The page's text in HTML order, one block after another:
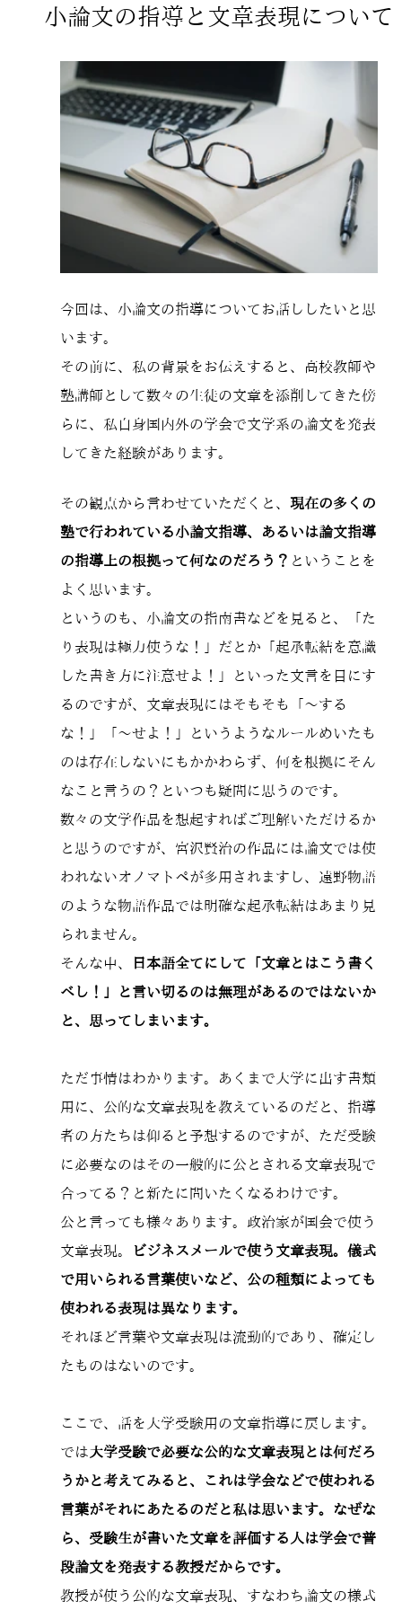
小論文の指導と文章表現について
今回は、小論文の指導についてお話ししたいと思
います。
その前に、私の背景をお伝えすると、高校教師や
塾講師として数々の生徒の文章を添削してきた傍
らに、私自身国内外の学会で文学系の論文を発表
してきた経験があります。
その観点から言わせていただくと、 現在の多くの
塾で行われている小論文指導、あるいは論文指導
の指導上の根拠って何なのだろう？ ということを
よく思います。
というのも、小論文の指南書などを見ると、「た
り表現は極力使うな！」だとか「起承転結を意識
した書き方に注意せよ！」といった文言を目にす
るのですが、文章表現にはそもそも「～する
な！」「～せよ！」というようなルールめいたも
のは存在しないにもかかわらず、何を根拠にそん
なこと言うの？といつも疑問に思うのです。
数々の文学作品を想起すればご理解いただけるか
と思うのですが、宮沢賢治の作品には論文では使
われないオノマトペが多用されますし、遠野物語
のような物語作品では明確な起承転結はあまり見
られません。
そんな中、
日本語全てにして「文章とはこう書く
べし！」と言い切るのは無理があるのではないか
と、思ってしまいます。
ただ事情はわかります。あくまで大学に出す書類
用に、公的な文章表現を教えているのだと、指導
者の方たちは仰ると予想するのですが、ただ受験
に必要なのはその一般的に公とされる文章表現で
合ってる？と新たに問いたくなるわけです。
公と言っても様々あります。政治家が国会で使う
文章表現。
ビジネスメールで使う文章表現。儀式
で用いられる言葉使いなど、公の種類によっても
使われる表現は異なります。
それほど言葉や文章表現は流動的であり、確定し
たものはないのです。
ここで、話を大学受験用の文章指導に戻します。
では大学受験で必要な公的な文章表現とは何だろ
うかと考えてみると、これは学会などで使われる
言葉がそれにあたるのだと私は思います。なぜな
ら、受験生が書いた文章を評価する人は学会で普
段論文を発表する教授だからです。
教授が使う公的な文章表現、すなわち論文の様式